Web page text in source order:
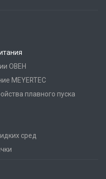
ОВЕН
MEYERTEC
плавного пуска
сред